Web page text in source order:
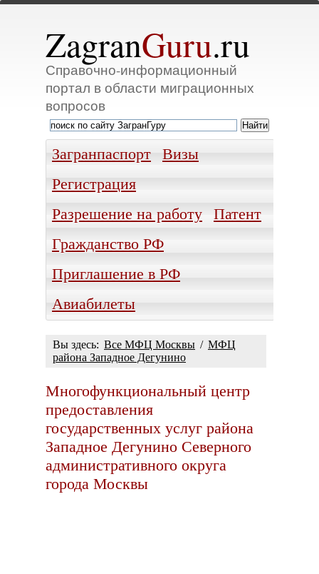
ZagranGuru.ru
Справочно-информационный
портал в области миграционных
вопросов
Загранпаспорт
Визы
Регистрация
Разрешение на работу
Патент
Гражданство РФ
Приглашение в РФ
Авиабилеты
Вы здесь: Все МФЦ Москвы / МФЦ
района Западное Дегунино
Многофункциональный центр
предоставления
государственных услуг района
Западное Дегунино Северного
административного округа
города Москвы